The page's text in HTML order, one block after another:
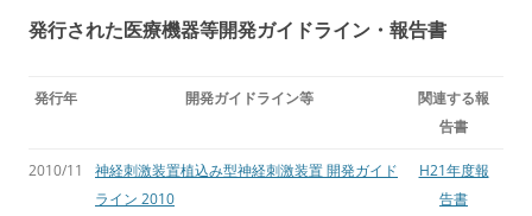
発行された医療機器等開発ガイドライン・報告書
発行年 開発ガイドライン等
関連する報
告書
2010/11
神経刺激装置植込み型神経刺激装置 開発ガイド
ライン 2010
H21年度報
告書